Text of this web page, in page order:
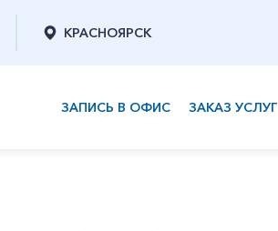
КРАСНОЯРСК
ЗАПИСЬ В ОФИС ЗАКАЗ УСЛУГ